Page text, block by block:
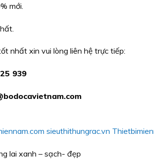
mới.
nhất xin vui lòng liên hệ trực tiếp:
939
sieuthithungrac.vn
lai xanh – sạch- đẹp